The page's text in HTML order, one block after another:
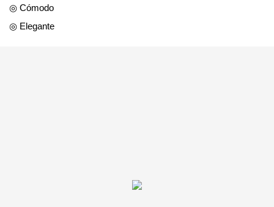
◎ Cómodo
◎ Elegante